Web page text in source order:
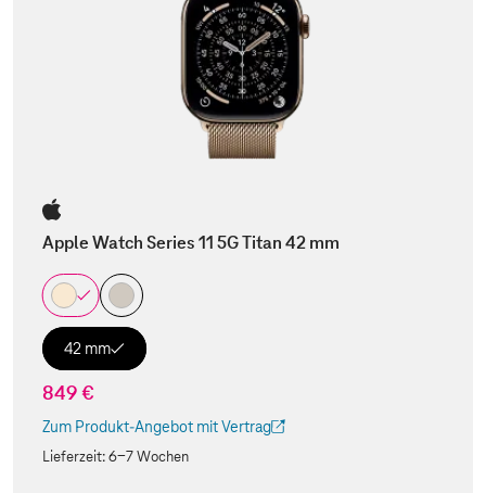
Apple Watch Series 11 5G Titan 42 mm
42 mm
849 €
Zum Produkt-Angebot mit Vertrag
(Der Link wird in einem neuen Tab geöffnet)
Lieferzeit:6-7 Wochen